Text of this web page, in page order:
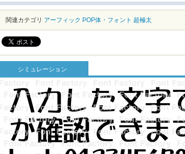
関連カテゴリ アーフィック POP体・フォント 超極太
シミュレーション